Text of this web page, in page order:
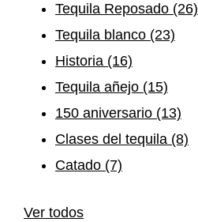
Tequila Reposado (26)
Tequila blanco (23)
Historia (16)
Tequila añejo (15)
150 aniversario (13)
Clases del tequila (8)
Catado (7)
Ver todos